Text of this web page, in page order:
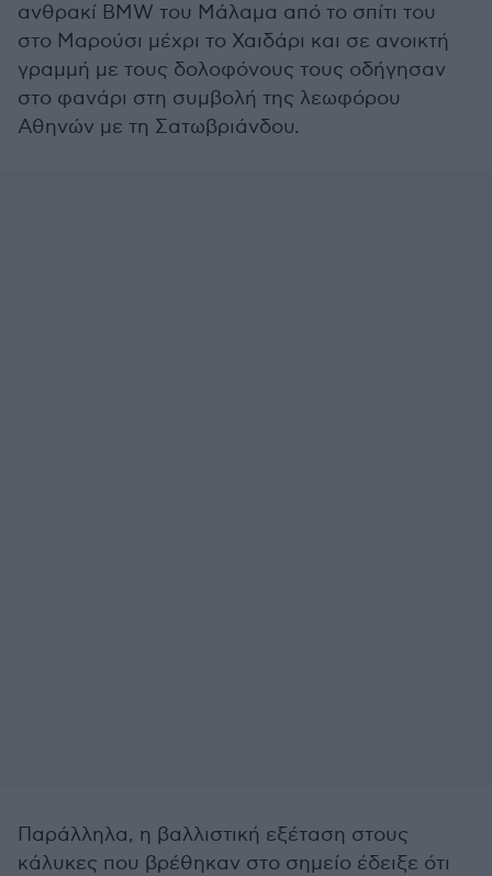
ανθρακί BMW του Μάλαμα από το σπίτι του
στο Μαρούσι μέχρι το Χαιδάρι και σε ανοικτή
γραμμή με τους δολοφόνους τους οδήγησαν
στο φανάρι στη συμβολή της λεωφόρου
Αθηνών με τη Σατωβριάνδου.
Παράλληλα, η βαλλιστική εξέταση στους
κάλυκες που βρέθηκαν στο σημείο έδειξε ότι